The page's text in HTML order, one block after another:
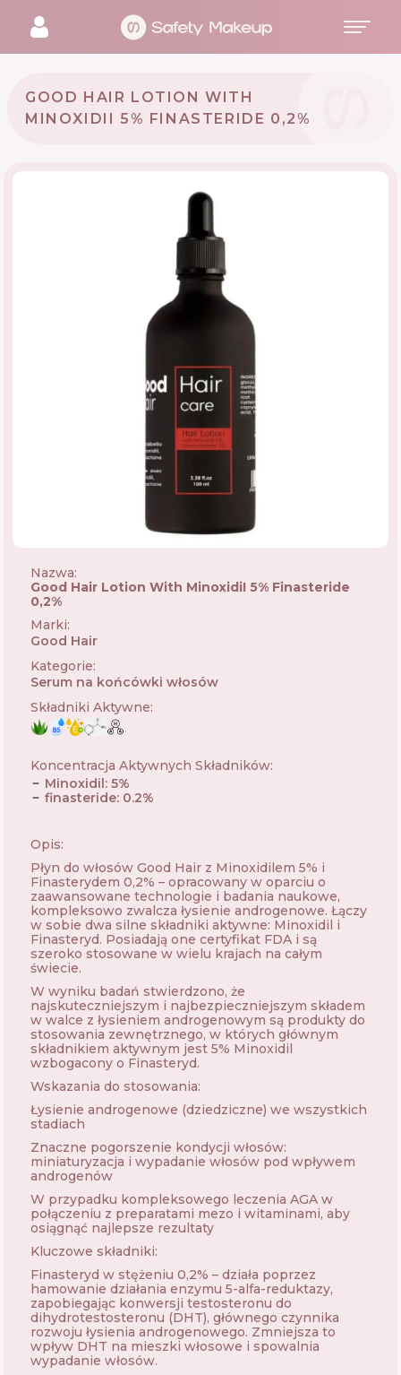
GOOD HAIR LOTION WITH
MINOXIDII 5% FINASTERIDE 0,2%
Nazwa:
Good Hair Lotion With MinoxidiI 5% Finasteride
0,2%
Marki:
Good Hair
Kategorie:
Serum na końcówki włosów
Składniki Aktywne:
Koncentracja Aktywnych Składników:
Minoxidil: 5%
finasteride: 0.2%
Opis:
Płyn do włosów Good Hair z Minoxidilem 5% i
Finasterydem 0,2% – opracowany w oparciu o
zaawansowane technologie i badania naukowe,
kompleksowo zwalcza łysienie androgenowe. Łączy
w sobie dwa silne składniki aktywne: Minoxidil i
Finasteryd. Posiadają one certyfikat FDA i są
szeroko stosowane w wielu krajach na całym
świecie.
W wyniku badań stwierdzono, że
najskuteczniejszym i najbezpieczniejszym składem
w walce z łysieniem androgenowym są produkty do
stosowania zewnętrznego, w których głównym
składnikiem aktywnym jest 5% Minoxidil
wzbogacony o Finasteryd.
Wskazania do stosowania:
Łysienie androgenowe (dziedziczne) we wszystkich
stadiach
Znaczne pogorszenie kondycji włosów:
miniaturyzacja i wypadanie włosów pod wpływem
androgenów
W przypadku kompleksowego leczenia AGA w
połączeniu z preparatami mezo i witaminami, aby
osiągnąć najlepsze rezultaty
Kluczowe składniki:
Finasteryd w stężeniu 0,2% – działa poprzez
hamowanie działania enzymu 5-alfa-reduktazy,
zapobiegając konwersji testosteronu do
dihydrotestosteronu (DHT), głównego czynnika
rozwoju łysienia androgenowego. Zmniejsza to
wpływ DHT na mieszki włosowe i spowalnia
wypadanie włosów.